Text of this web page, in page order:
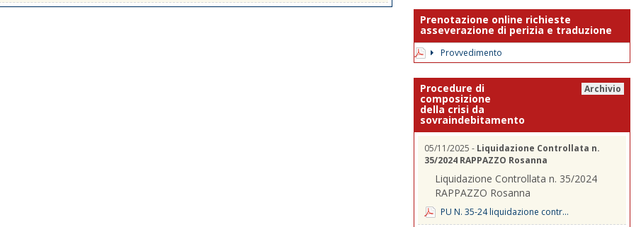
Prenotazione online richieste
asseverazione di perizia e traduzione
Provvedimento
Procedure di
composizione
della crisi da
sovraindebitamento
Archivio
05/11/2025 - Liquidazione Controllata n.
35/2024 RAPPAZZO Rosanna
Liquidazione Controllata n. 35/2024
RAPPAZZO Rosanna
PU N. 35-24 liquidazione contr...